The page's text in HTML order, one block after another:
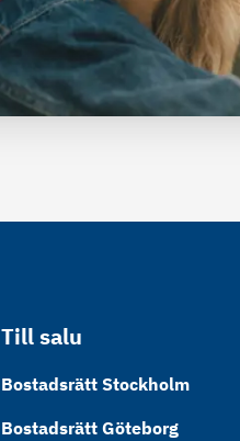
Till salu
Bostadsrätt Stockholm
Bostadsrätt Göteborg